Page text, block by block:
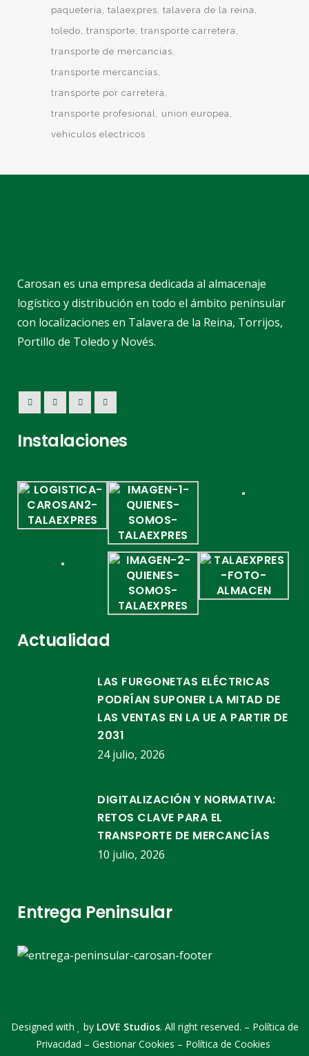
paqueteria talaexpres talavera de la reina
toledo transporte transporte carretera
transporte de mercancias
transporte mercancias
transporte por carretera
transporte profesional
union europea
vehiculos electricos
Carosan es una empresa dedicada al almacenaje
logístico y distribución en todo el ámbito penínsular
con localizaciones en Talavera de la Reina, Torrijos,
Portillo de Toledo y Novés.
Instalaciones
Actualidad
LAS FURGONETAS ELÉCTRICAS
PODRÍAN SUPONER LA MITAD DE
LAS VENTAS EN LA UE A PARTIR DE
2031
24 julio, 2026
DIGITALIZACIÓN Y NORMATIVA:
RETOS CLAVE PARA EL
TRANSPORTE DE MERCANCÍAS
10 julio, 2026
Entrega Peninsular
Designed with by LOVE Studios. All right reserved. – Política de
Privacidad – Gestionar Cookies – Política de Cookies